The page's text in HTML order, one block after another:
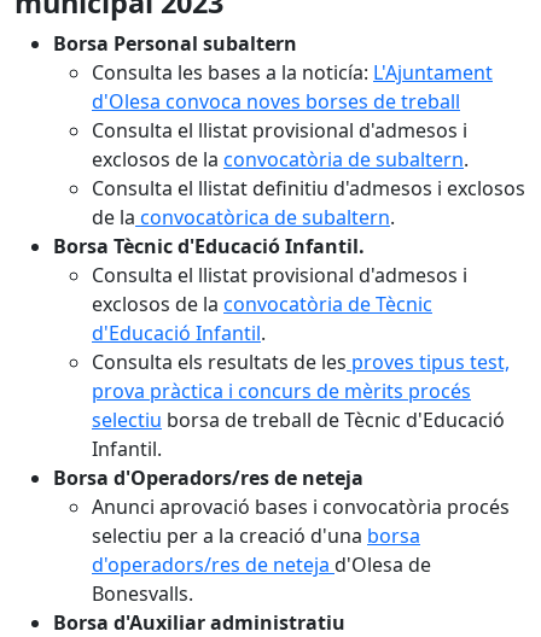
Borsa Personal subaltern
Consulta les bases a la noticía: L'Ajuntament
d'Olesa convoca noves borses de treball
Consulta el llistat provisional d'admesos i
exclosos de la convocatòria de subaltern.
Consulta el llistat definitiu d'admesos i exclosos
de la convocatòrica de subaltern.
Borsa Tècnic d'Educació Infantil.
Consulta el llistat provisional d'admesos i
exclosos de la convocatòria de Tècnic
d'Educació Infantil.
Consulta els resultats de les proves tipus test,
prova pràctica i concurs de mèrits procés
selectiu borsa de treball de Tècnic d'Educació
Infantil.
Borsa d'Operadors/res de neteja
Anunci aprovació bases i convocatòria procés
selectiu per a la creació d'una borsa
d'operadors/res de neteja d'Olesa de
Bonesvalls.
Borsa d'Auxiliar administratiu